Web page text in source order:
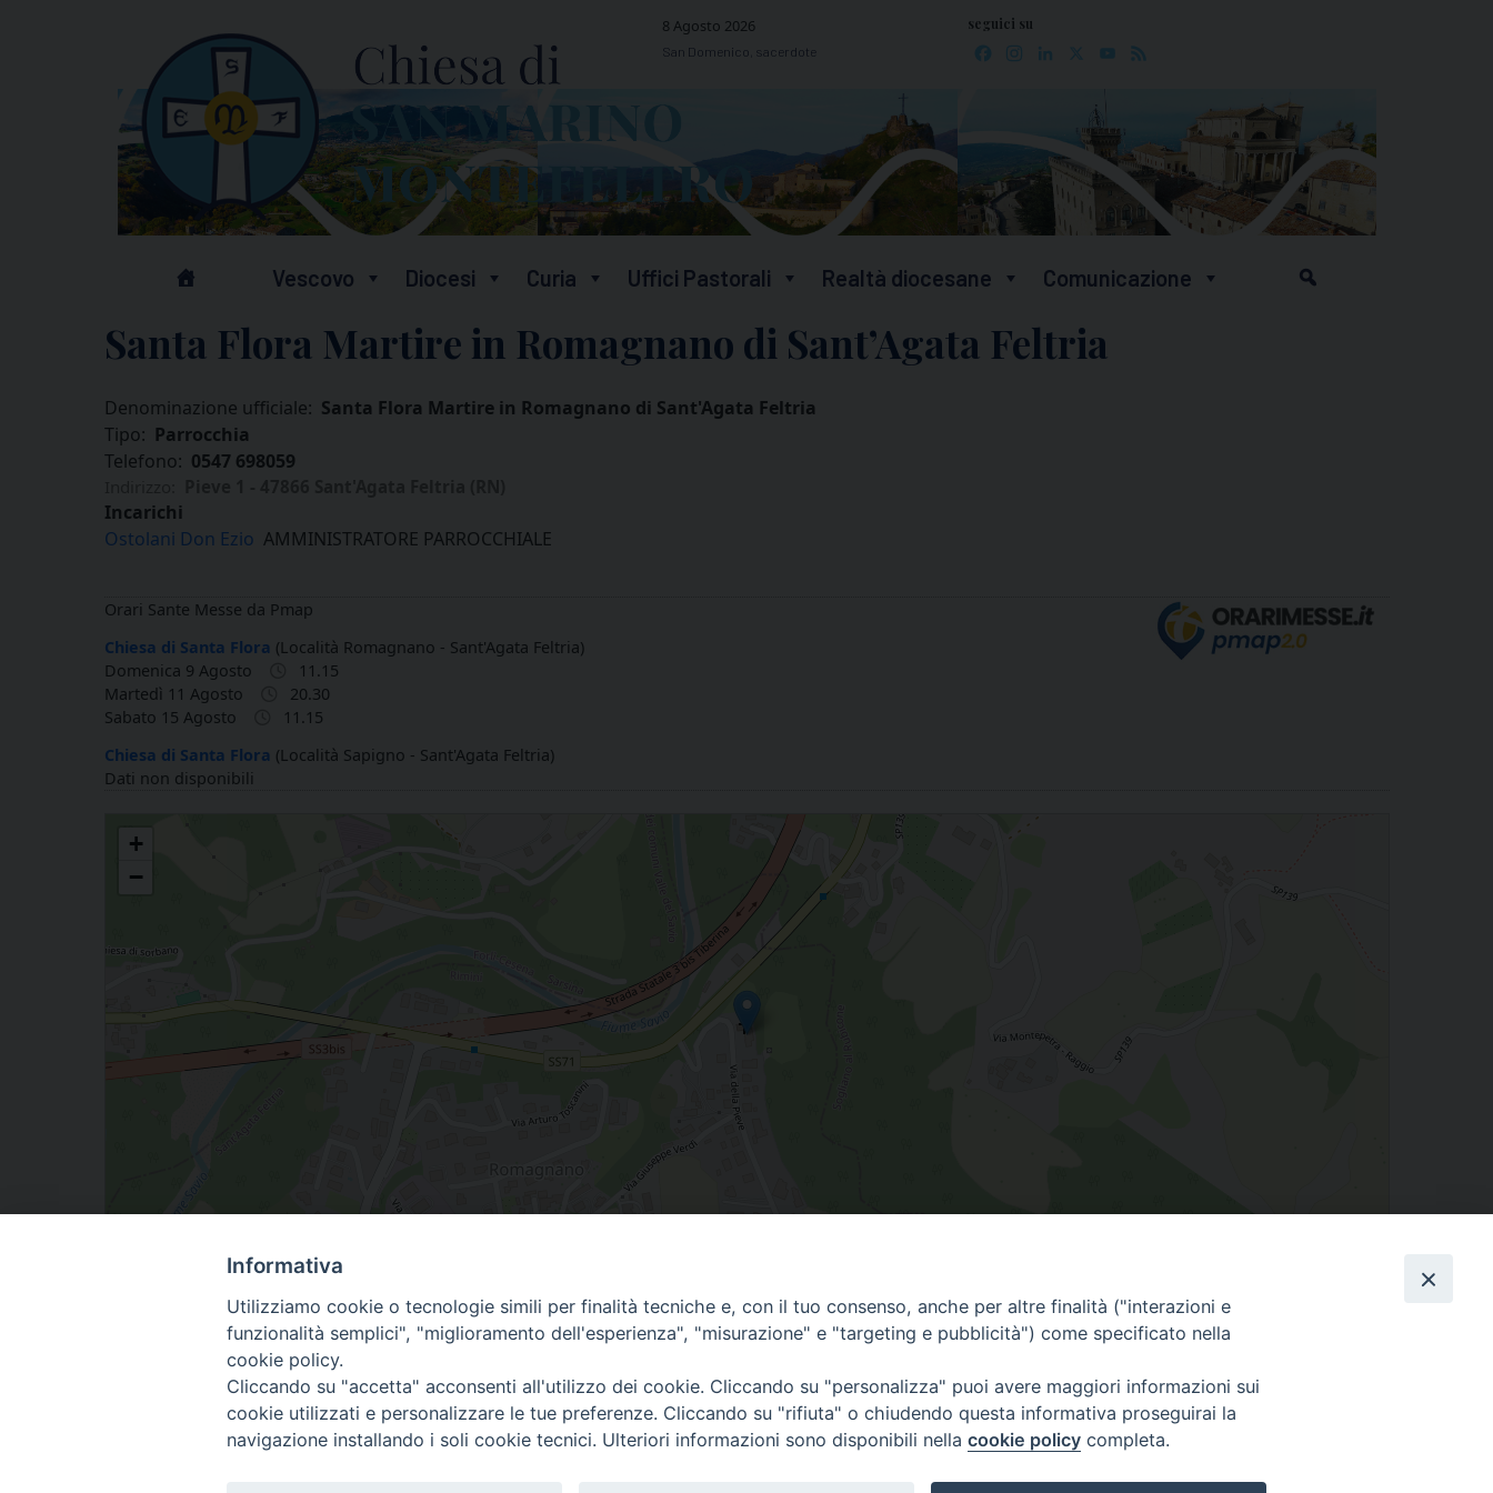
8 Agosto 2026
San Domenico, sacerdote
seguici su
Facebook
Instagram
LinkedIn YouTube
Vescovo Diocesi Curia Uffici Pastorali Realtà diocesane Comunicazione
Santa Flora Martire in Romagnano di Sant’Agata Feltria
Denominazione ufficiale: Santa Flora Martire in Romagnano di Sant'Agata Feltria
Tipo: Parrocchia
Telefono: 0547 698059
Incarichi
Ostolani Don Ezio AMMINISTRATORE PARROCCHIALE
Orari Sante Messe da Pmap
Chiesa di Santa Flora (Località Romagnano - Sant'Agata Feltria)
Domenica 9 Agosto
11.15
Martedì 11 Agosto
20.30
Sabato 15 Agosto
11.15
Chiesa di Santa Flora (Località Sapigno - Sant'Agata Feltria)
Dati non disponibili
Santa Flora Martire in Romagnano di Sant'Agata Feltria
+
−
Threads
WhatsApp
Telegram
EmailPrintShare
Centralino Curia Vescovile
0541 913711
Facebook
Informativa
Utilizziamo cookie o tecnologie simili per finalità tecniche e, con il tuo consenso, anche per altre finalità ("interazioni e
funzionalità semplici", "miglioramento dell'esperienza", "misurazione" e "targeting e pubblicità") come specificato nella
cookie policy.
Cliccando su "accetta" acconsenti all'utilizzo dei cookie. Cliccando su "personalizza" puoi avere maggiori informazioni sui
cookie utilizzati e personalizzare le tue preferenze. Cliccando su "rifiuta" o chiudendo questa informativa proseguirai la
navigazione installando i soli cookie tecnici. Ulteriori informazioni sono disponibili nella cookie policy completa.